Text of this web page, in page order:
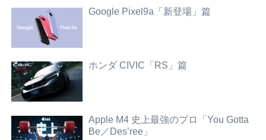
Google Pixel9a「新登場」篇
ホンダ CIVIC「RS」篇
Apple M4 史上最強のプロ「You Gotta
Be／Des’ree」